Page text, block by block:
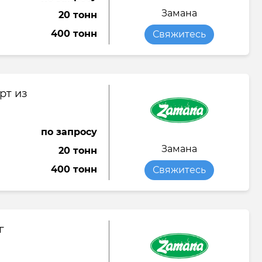
Эко сумка
Яйцо куриное
посуды
20 тонн
400 тонн
Замана
Свяжитесь
из
по запросу
20 тонн
400 тонн
Замана
Свяжитесь